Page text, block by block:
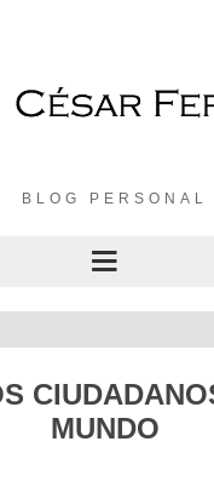
BLOG PERSONAL
MUNDO